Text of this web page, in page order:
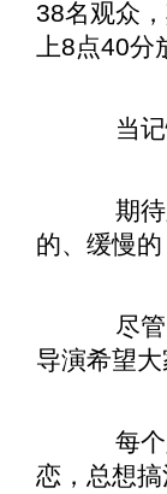
38名观众
上8点40
当记
期待
的、缓慢
尽管
导演希望
每个人
恋，总想